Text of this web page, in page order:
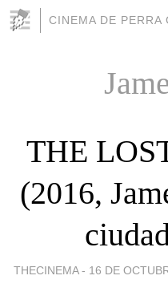
CINEMA DE PERRA
THE
(2016,
THECINEMA - 16 DE